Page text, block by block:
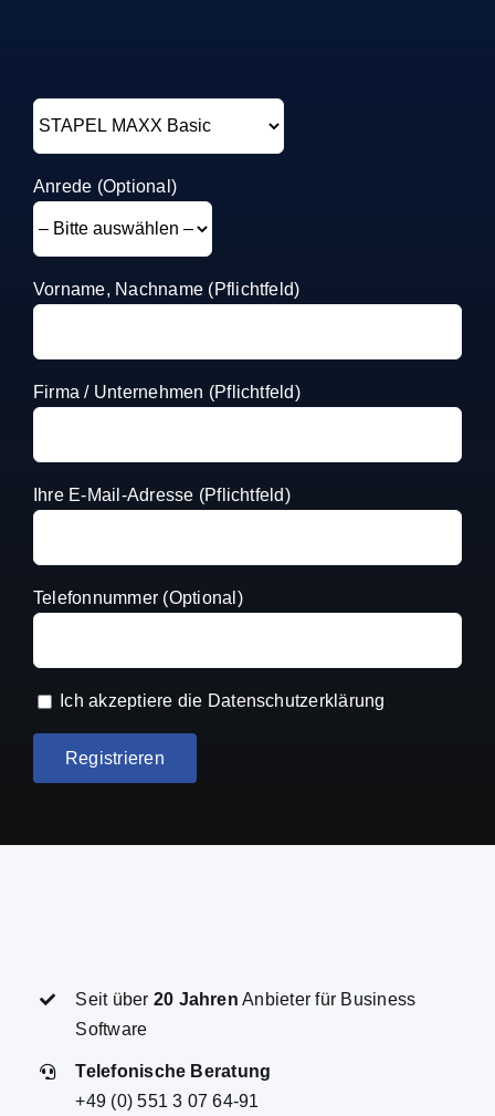
Anrede (Optional)
Vorname, Nachname (Pflichtfeld)
Firma / Unternehmen (Pflichtfeld)
Ihre E-Mail-Adresse (Pflichtfeld)
Telefonnummer (Optional)
Ich akzeptiere die Datenschutzerklärung
Seit über 20 Jahren Anbieter für Business
Software
Telefonische Beratung
+49 (0) 551 3 07 64-91